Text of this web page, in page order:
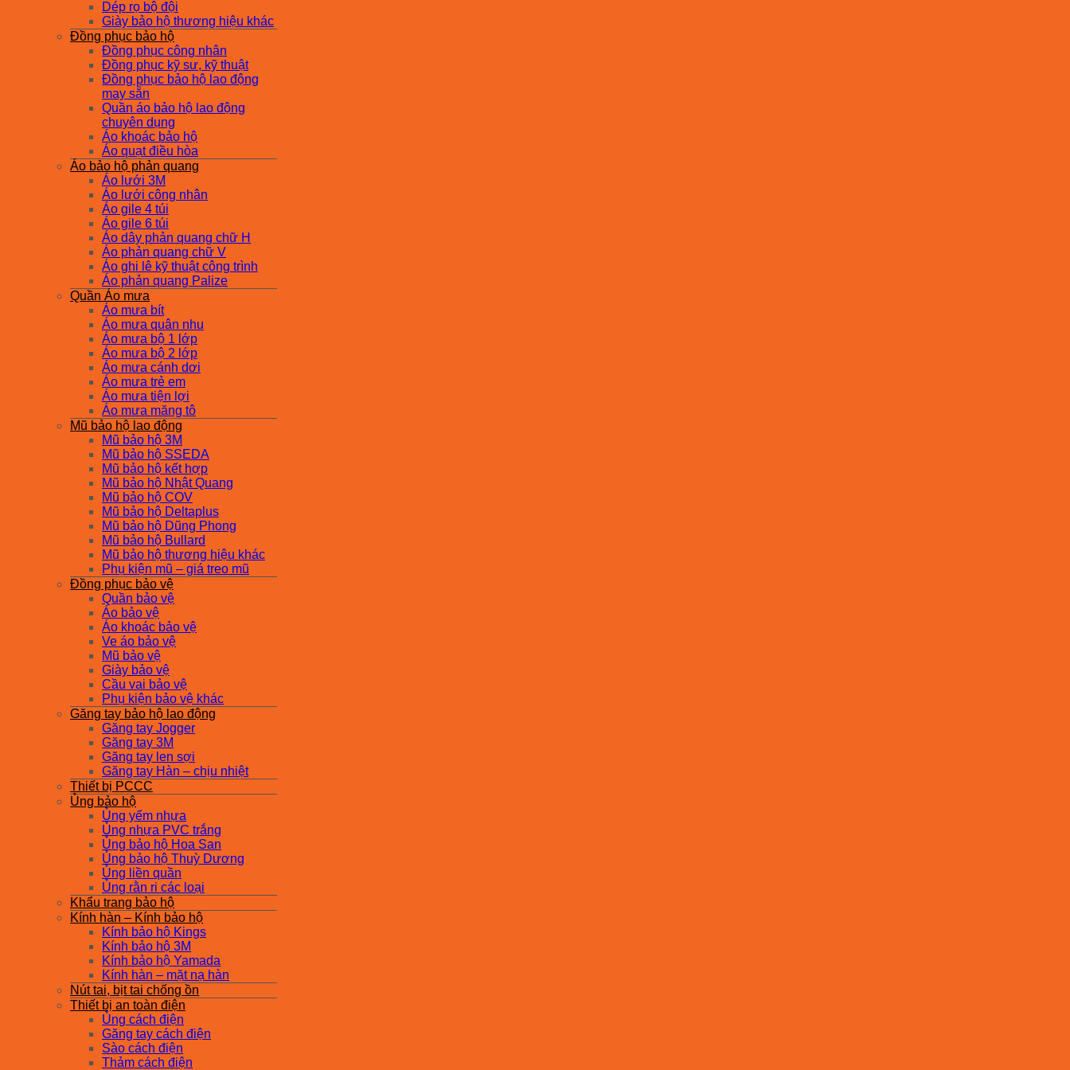
Dép rọ bộ đội
Giày bảo hộ thương hiệu khác
Đồng phục bảo hộ
Đồng phục công nhân
Đồng phục kỹ sư, kỹ thuật
Đồng phục bảo hộ lao động
may sẵn
Quần áo bảo hộ lao động
chuyên dụng
Áo khoác bảo hộ
Áo quạt điều hòa
Áo bảo hộ phản quang
Áo lưới 3M
Áo lưới công nhân
Áo gile 4 túi
Áo gile 6 túi
Áo dây phản quang chữ H
Áo phản quang chữ V
Áo ghi lê kỹ thuật công trình
Áo phản quang Palize
Quần Áo mưa
Áo mưa bít
Áo mưa quân nhu
Áo mưa bộ 1 lớp
Áo mưa bộ 2 lớp
Áo mưa cánh dơi
Áo mưa trẻ em
Áo mưa tiện lợi
Áo mưa măng tô
Mũ bảo hộ lao động
Mũ bảo hộ 3M
Mũ bảo hộ SSEDA
Mũ bảo hộ kết hợp
Mũ bảo hộ Nhật Quang
Mũ bảo hộ COV
Mũ bảo hộ Deltaplus
Mũ bảo hộ Dũng Phong
Mũ bảo hộ Bullard
Mũ bảo hộ thương hiệu khác
Phụ kiện mũ – giá treo mũ
Đồng phục bảo vệ
Quần bảo vệ
Áo bảo vệ
Áo khoác bảo vệ
Ve áo bảo vệ
Mũ bảo vệ
Giày bảo vệ
Cầu vai bảo vệ
Phụ kiện bảo vệ khác
Găng tay bảo hộ lao động
Găng tay Jogger
Găng tay 3M
Găng tay len sợi
Găng tay Hàn – chịu nhiệt
Thiết bị PCCC
Ủng bảo hộ
Ủng yếm nhựa
Ủng nhựa PVC trắng
Ủng bảo hộ Hoa San
Ủng bảo hộ Thuỳ Dương
Ủng liền quần
Ủng rằn ri các loại
Khẩu trang bảo hộ
Kính hàn – Kính bảo hộ
Kính bảo hộ Kings
Kính bảo hộ 3M
Kính bảo hộ Yamada
Kính hàn – mặt nạ hàn
Nút tai, bịt tai chống ồn
Thiết bị an toàn điện
Ủng cách điện
Găng tay cách điện
Sào cách điện
Thảm cách điện